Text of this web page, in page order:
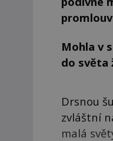
Mohla v
do světa
Drsnou
zvláštní
malá